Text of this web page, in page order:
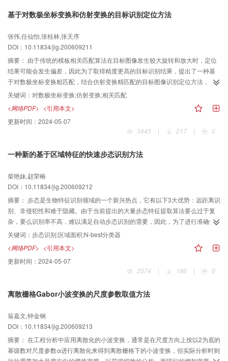
基于对数极坐标变换和仿射变换的目标识别定位方法
张伟,任仙怡,张桂林,张天序
DOI：10.11834/jig.200609211
摘要： 由于传统的模板相关匹配算法在目标图像发生较大旋转和放大时，定位
结果可能会发生偏差，因此为了取得精度更高的目标识别结果，提出了一种基
于对数极坐标变换粗匹配，结合仿射变换精匹配的目标图像识别定位方法，以
用于在视场中自动搜索相对于模板图像有平移、旋转和尺度变化的目标图像。
实验结果表明，该算法不仅定位精度高，而且相对于传统的模板匹配算法有更
强的鲁棒性。
关键词： 对数极坐标变换;仿射变换;相关匹配
<网络PDF> <引用本文>
更新时间： 2024-05-07
3445
| 217 | 0
一种新的基于区域特征的快速步态识别方法
柴艳妹,赵荣椿
DOI：10.11834/jig.200609212
摘要： 步态是生物特征识别领域的一个新兴热点，它有以下3大优势：远距离识
别、非侵犯性和难于隐藏。由于当前提出的大量步态特征提取算法要么过于复
杂，要么识别率不高，难以满足自动步态识别的需要，因此，为了进行准确快
速的步态识别，提出了一种新的基于区域特征的快速步态识别方法。该方法首
先将检测出的2维人体侧影分为头部、躯干和腿部3个区域；然后分别提取每个
区域的目标面积；最后将这些面积特征和人体的宽高比特征一起构成步态特征
矢量用于训练和识别。此外，还改进了一种新的N—best分类器，该分类器在一
定程度上提高了算法的识别率。实验结果表明，该新方法不仅简单快速，而且
关键词： 步态识别;区域面积;N-best分类器
<网络PDF> <引用本文>
更新时间： 2024-05-07
2574
| 186 | 0
离散栅格Gabor小波变换的尺度参数取值方法
翁嘉文,钟金钢
DOI：10.11834/jig.200609213
摘要： 在工程分析中应用离散化的小波变换，通常是在尺度方向上按以2为底的
幂级数对尺度参数α进行离散化来得到离散栅格下的小波变换，但实际分析时则